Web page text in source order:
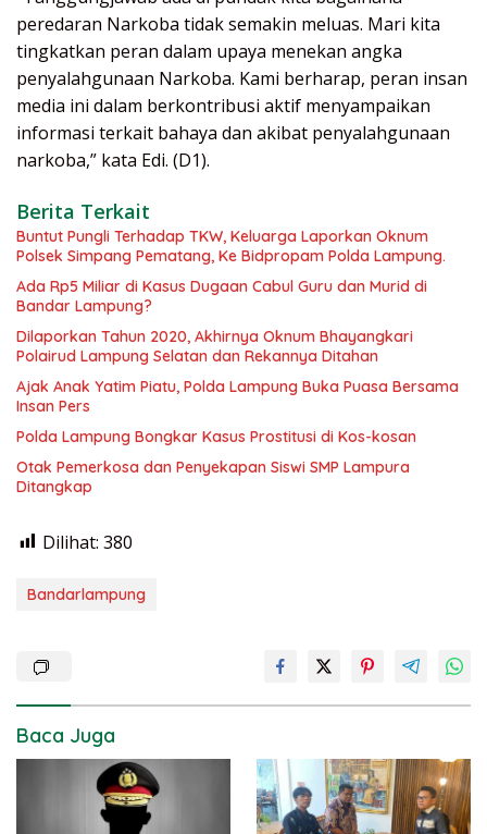
peredaran Narkoba tidak semakin meluas. Mari kita
tingkatkan peran dalam upaya menekan angka
penyalahgunaan Narkoba. Kami berharap, peran insan
media ini dalam berkontribusi aktif menyampaikan
informasi terkait bahaya dan akibat penyalahgunaan
narkoba,” kata Edi. (D1).
Berita Terkait
Buntut Pungli Terhadap TKW, Keluarga Laporkan Oknum
Polsek Simpang Pematang, Ke Bidpropam Polda Lampung.
Ada Rp5 Miliar di Kasus Dugaan Cabul Guru dan Murid di
Bandar Lampung?
Dilaporkan Tahun 2020, Akhirnya Oknum Bhayangkari
Polairud Lampung Selatan dan Rekannya Ditahan
Ajak Anak Yatim Piatu, Polda Lampung Buka Puasa Bersama
Insan Pers
Polda Lampung Bongkar Kasus Prostitusi di Kos-kosan
Otak Pemerkosa dan Penyekapan Siswi SMP Lampura
Ditangkap
Dilihat: 380
Bandarlampung
Baca Juga